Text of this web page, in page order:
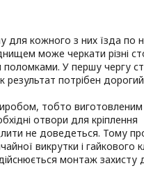
кожного з них їзда по
може черкати різні
поломками. У першу чергу
результат потрібен
тобто виготовленим
отвори для кріплення
не доведеться. Тому
викрутки і гайкового
монтаж захисту